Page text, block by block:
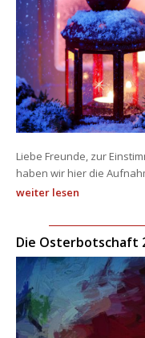
Liebe Freunde, zur
haben wir hier die
weiter lesen
Die Osterbotschaft